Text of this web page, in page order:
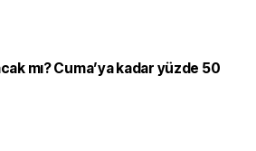
mı? Cuma’ya kadar yüzde 50